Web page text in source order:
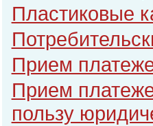
Пластиковые
Прием
Прием
пользу